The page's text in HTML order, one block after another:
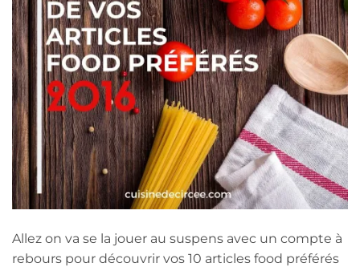
Allez on va se la jouer au suspens avec un compte à
rebours pour découvrir vos 10 articles food préférés